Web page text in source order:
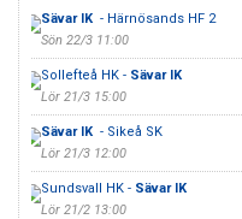
Sävar IK - Härnösands HF 2
Sön 22/3 11:00
Sollefteå HK - Sävar IK
Lör 21/3 15:00
Sävar IK - Sikeå SK
Lör 21/3 12:00
Sundsvall HK - Sävar IK
Lör 21/2 13:00